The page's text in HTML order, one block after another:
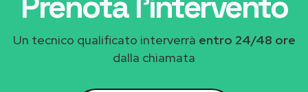
Un tecnico qualificato interverrà entro 24/48 ore
dalla chiamata